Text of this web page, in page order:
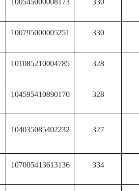
100545000008173 330
100795000005251 330
101085210004785 328
104595410890170 328
104035085402232 327
107005413613136 334